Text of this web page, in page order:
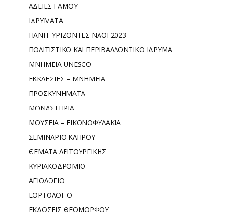
ΑΔΕΙΕΣ ΓΑΜΟΥ
ΙΔΡΥΜΑΤΑ
ΠΑΝΗΓΥΡΙΖΟΝΤΕΣ ΝΑΟΙ 2023
ΠΟΛΙΤΙΣΤΙΚΟ ΚΑΙ ΠΕΡΙΒΑΛΛΟΝΤΙΚΟ ΙΔΡΥΜΑ
ΜΝΗΜΕΙΑ UNESCO
ΕΚΚΛΗΣΙΕΣ – ΜΝΗΜΕΙΑ
ΠΡΟΣΚΥΝΗΜΑΤΑ
ΜΟΝΑΣΤΗΡΙΑ
ΜΟΥΣΕΙΑ – ΕΙΚΟΝΟΦΥΛΑΚΙΑ
ΣΕΜΙΝΑΡΙΟ ΚΛΗΡΟΥ
ΘΕΜΑΤΑ ΛΕΙΤΟΥΡΓΙΚΗΣ
ΚΥΡΙΑΚΟΔΡΟΜΙΟ
ΑΓΙΟΛΟΓΙΟ
ΕΟΡΤΟΛΟΓΙΟ
ΕΚΔΟΣΕΙΣ ΘΕΟΜΟΡΦΟΥ